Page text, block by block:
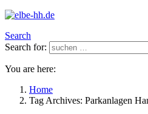
Search
Search for:
You are here:
Home
Tag Archives: Parkanlagen